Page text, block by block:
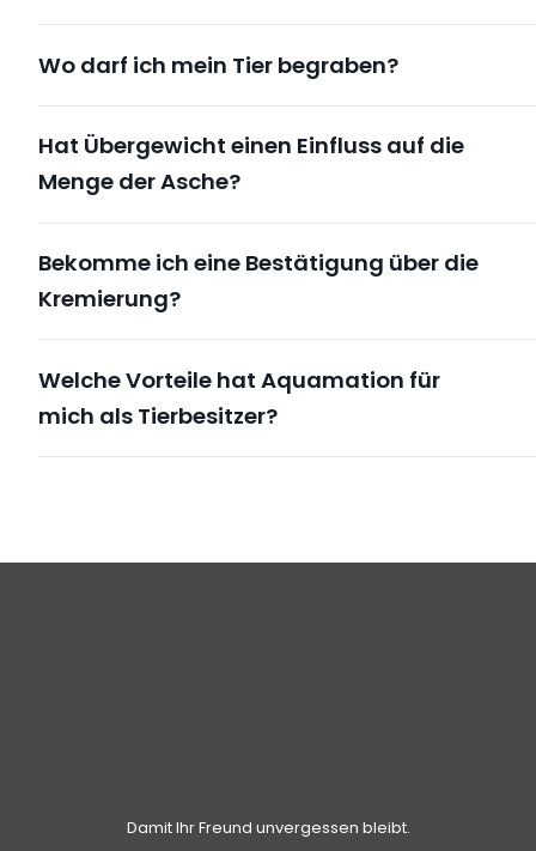
Wo darf ich mein Tier begraben?
Hat Übergewicht einen Einfluss auf die
Menge der Asche?
Bekomme ich eine Bestätigung über die
Kremierung?
Welche Vorteile hat Aquamation für
mich als Tierbesitzer?
Damit Ihr Freund unvergessen bleibt.